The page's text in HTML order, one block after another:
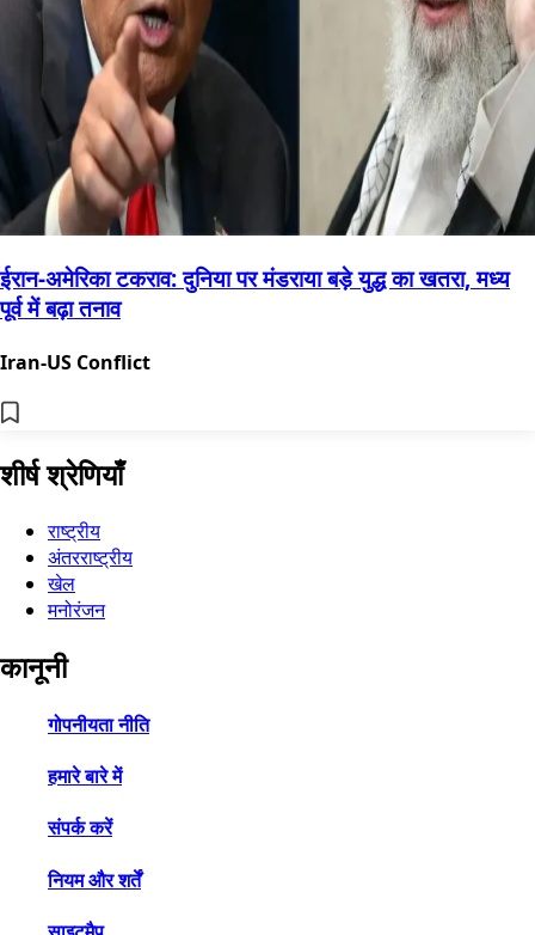
ईरान-अमेरिका टकराव: दुनिया पर मंडराया बड़े युद्ध का खतरा, मध्य
पूर्व में बढ़ा तनाव
Iran-US Conflict
शीर्ष श्रेणियाँ
राष्ट्रीय
अंतरराष्ट्रीय
खेल
मनोरंजन
कानूनी
गोपनीयता नीति
हमारे बारे में
संपर्क करें
नियम और शर्तें